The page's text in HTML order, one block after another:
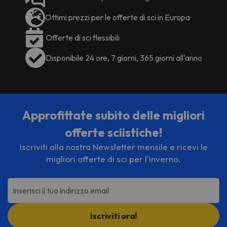
Ottimi prezzi per le offerte di sci in Europa
Offerte di sci flessibili
Disponibile 24 ore, 7 giorni, 365 giorni all'anno
Approfittate subito delle migliori
offerte sciistiche!
Iscriviti alla nostra Newsletter mensile e ricevi le
migliori offerte di sci per l'inverno.
Inserisci il tuo indirizzo email
Iscriviti ora!